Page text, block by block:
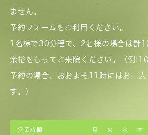
ません。
予約フォームをご利用ください。
1名様で30分程で、2名様の場合は計
余裕をもってご来院ください。（例
予約の場合、おおよそ11時にはお二人
す。）
営業時間 月 火 水 木